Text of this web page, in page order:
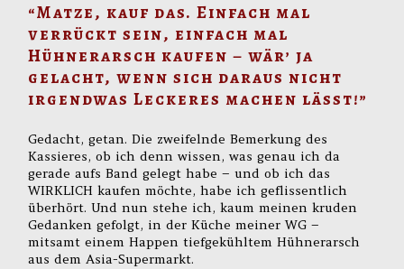
“Matze, kauf das. Einfach mal
verrückt sein, einfach mal
Hühnerarsch kaufen – wär’ ja
gelacht, wenn sich daraus nicht
irgendwas Leckeres machen lässt!”
Gedacht, getan. Die zweifelnde Bemerkung des
Kassieres, ob ich denn wissen, was genau ich da
gerade aufs Band gelegt habe – und ob ich das
WIRKLICH kaufen möchte, habe ich geflissentlich
überhört. Und nun stehe ich, kaum meinen kruden
Gedanken gefolgt, in der Küche meiner WG –
mitsamt einem Happen tiefgekühltem Hühnerarsch
aus dem Asia-Supermarkt.